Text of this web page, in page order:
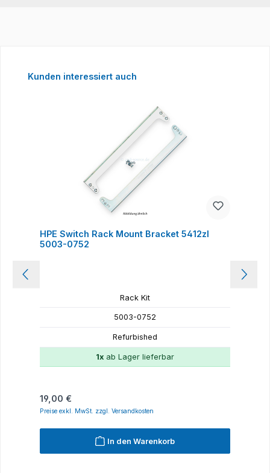
Produktgalerie überspringen
Kunden interessiert auch
HPE Switch Rack Mount Bracket 5412zl
5003-0752
Rack Kit
5003-0752
Refurbished
1x ab Lager lieferbar
Regulärer Preis:
19,00 €
Preise exkl. MwSt. zzgl. Versandkosten
In den Warenkorb